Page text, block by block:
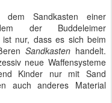
Sandkasten einer
der Buddeleimer
nur, dass es sich beim
Sandkasten handelt.
neue Waffensysteme
Kinder nur mit Sand
auch anderes Material